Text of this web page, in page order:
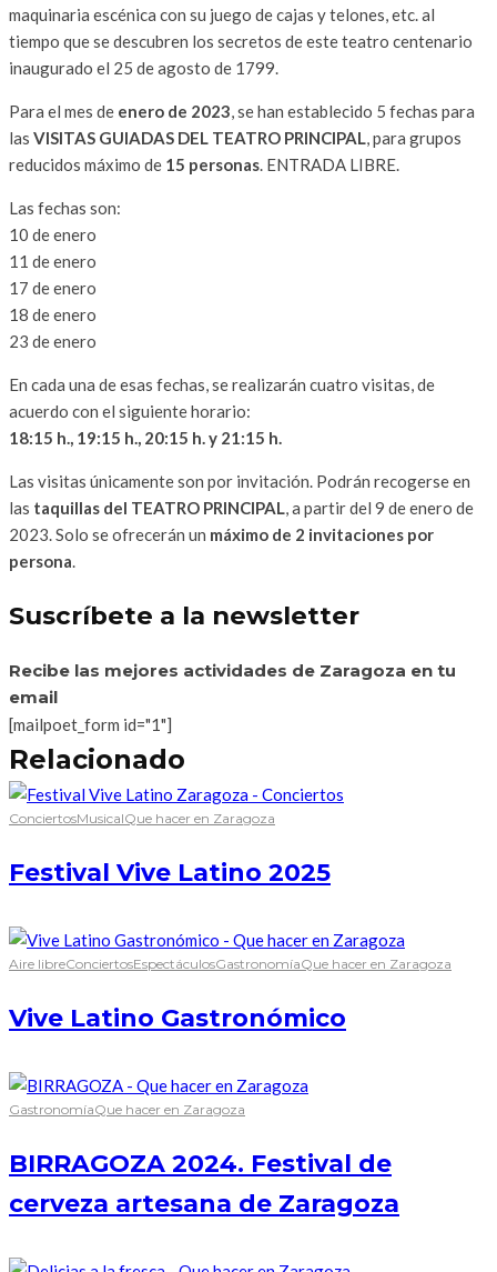
maquinaria escénica con su juego de cajas y telones, etc. al
tiempo que se descubren los secretos de este teatro centenario
inaugurado el 25 de agosto de 1799.
Para el mes de enero de 2023, se han establecido 5 fechas para
las VISITAS GUIADAS DEL TEATRO PRINCIPAL, para grupos
reducidos máximo de 15 personas. ENTRADA LIBRE.
Las fechas son:
10 de enero
11 de enero
17 de enero
18 de enero
23 de enero
En cada una de esas fechas, se realizarán cuatro visitas, de
acuerdo con el siguiente horario:
18:15 h., 19:15 h., 20:15 h. y 21:15 h.
Las visitas únicamente son por invitación. Podrán recogerse en
las taquillas del TEATRO PRINCIPAL, a partir del 9 de enero de
2023. Solo se ofrecerán un máximo de 2 invitaciones por
persona.
Suscríbete a la newsletter
Recibe las mejores actividades de Zaragoza en tu
email
[mailpoet_form id="1"]
Relacionado
ConciertosMusicalQue hacer en Zaragoza
Festival Vive Latino 2025
Aire libreConciertosEspectáculosGastronomíaQue hacer en Zaragoza
Vive Latino Gastronómico
GastronomíaQue hacer en Zaragoza
BIRRAGOZA 2024. Festival de
cerveza artesana de Zaragoza